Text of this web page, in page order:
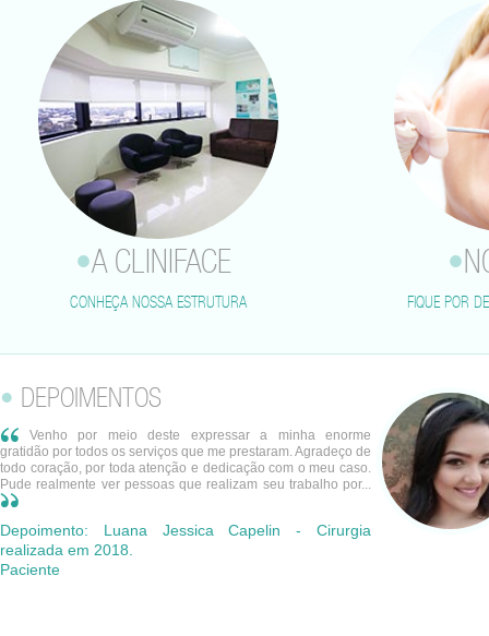
•A CLINIFACE
CONHEÇA NOSSA ESTRUTURA
•
FIQUE POR
• DEPOIMENTOS
Venho por meio deste expressar a minha enorme
gratidão por todos os serviços que me prestaram. Agradeço de
todo coração, por toda atenção e dedicação com o meu caso.
Pude realmente ver pessoas que realizam seu trabalho por...
Depoimento: Luana Jessica Capelin - Cirurgia
realizada em 2018.
Paciente